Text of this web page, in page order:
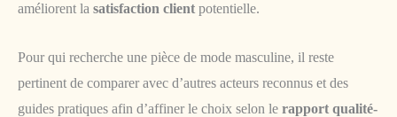
améliorent la satisfaction client potentielle.
Pour qui recherche une pièce de mode masculine, il reste
pertinent de comparer avec d’autres acteurs reconnus et des
guides pratiques afin d’affiner le choix selon le rapport qualité-